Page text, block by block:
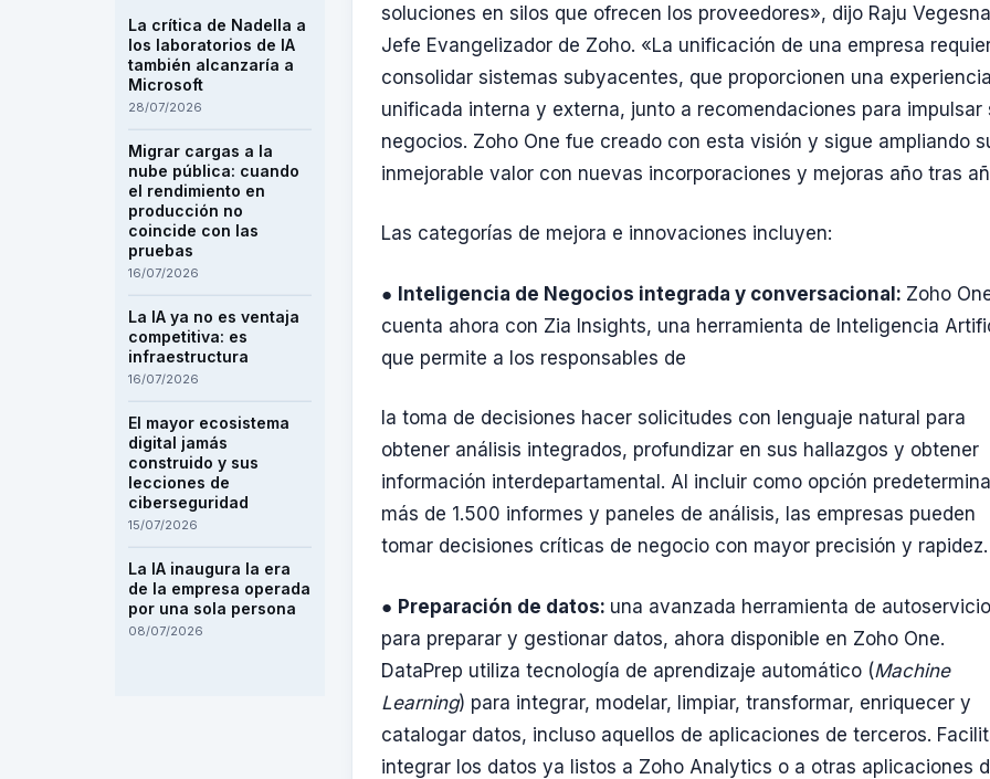
La crítica de Nadella a
los laboratorios de IA
también alcanzaría a
Microsoft
28/07/2026
Migrar cargas a la
nube pública: cuando
el rendimiento en
producción no
coincide con las
pruebas
16/07/2026
La IA ya no es ventaja
competitiva: es
infraestructura
16/07/2026
El mayor ecosistema
digital jamás
construido y sus
lecciones de
ciberseguridad
15/07/2026
La IA inaugura la era
de la empresa operada
por una sola persona
08/07/2026
soluciones en silos que ofrecen los proveedores», dijo Raju
Jefe Evangelizador de Zoho. «La unificación de una empresa
consolidar sistemas subyacentes, que proporcionen una experiencia
unificada interna y externa, junto a recomendaciones para impulsar
negocios. Zoho One fue creado con esta visión y sigue ampliando
inmejorable valor con nuevas incorporaciones y mejoras año tras
Las categorías de mejora e innovaciones incluyen:
● Inteligencia de Negocios integrada y conversacional: Zoho
cuenta ahora con Zia Insights, una herramienta de Inteligencia
que permite a los responsables de
la toma de decisiones hacer solicitudes con lenguaje natural para
obtener análisis integrados, profundizar en sus hallazgos y obtener
información interdepartamental. Al incluir como opción
más de 1.500 informes y paneles de análisis, las empresas pueden
tomar decisiones críticas de negocio con mayor precisión y rapidez.
● Preparación de datos: una avanzada herramienta de autoservicio
para preparar y gestionar datos, ahora disponible en Zoho One.
DataPrep utiliza tecnología de aprendizaje automático (Machine
Learning) para integrar, modelar, limpiar, transformar, enriquecer y
catalogar datos, incluso aquellos de aplicaciones de terceros.
integrar los datos ya listos a Zoho Analytics o a otras aplicaciones